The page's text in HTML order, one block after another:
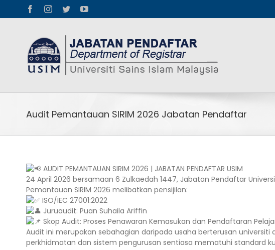
FacebookInstagram
TwitterYouTube
Audit Pemantauan SIRIM 2026 Jabatan Pendaftar
AUDIT PEMANTAUAN SIRIM 2026 | JABATAN PENDAFTAR USIM
24 April 2026 bersamaan 6 Zulkaedah 1447, Jabatan Pendaftar
Pemantauan SIRIM 2026 melibatkan pensijilan:
ISO/IEC 27001:2022
Juruaudit: Puan Suhaila Ariffin
Skop Audit: Proses Penawaran Kemasukan dan Pendaftaran
Audit ini merupakan sebahagian daripada usaha berterusan
perkhidmatan dan sistem pengurusan sentiasa mematuhi standard